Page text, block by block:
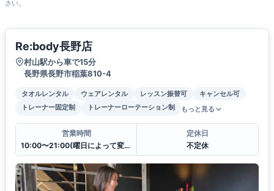
さい。
Re:body長野店
村山駅から車で15分
長野県長野市稲葉810-4
タオルレンタル ウェアレンタル レッスン振替可
キャンセル可
トレーナー固定制
トレーナーローテーション制 もっと見る
営業時間
10:00〜21:00(曜日によって変更有)
定休日
不定休